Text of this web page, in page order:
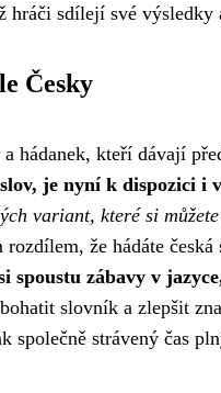
hráči sdílejí své výsledky
Česky
hádanek, kteří dávají
je nyní k dispozici i
variant, které si
že hádáte česká
spoustu zábavy v
slovník a zlepšit
společně strávený čas